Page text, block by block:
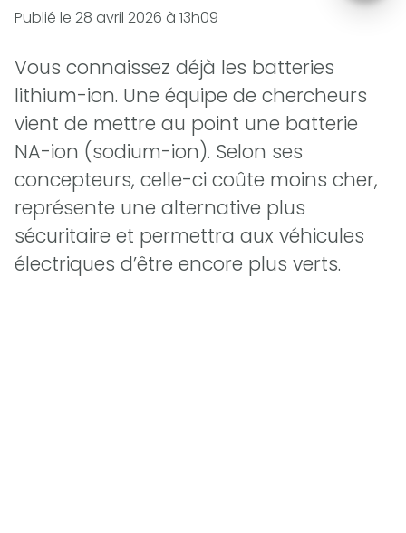
Publié le 28 avril 2026 à 13h09
Vous connaissez déjà les batteries
lithium-ion. Une équipe de chercheurs
vient de mettre au point une batterie
NA-ion (sodium-ion). Selon ses
concepteurs, celle-ci coûte moins cher,
représente une alternative plus
sécuritaire et permettra aux véhicules
électriques d’être encore plus verts.